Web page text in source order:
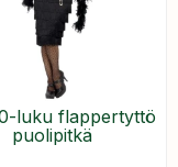
luku flappertyttö
puolipitkä